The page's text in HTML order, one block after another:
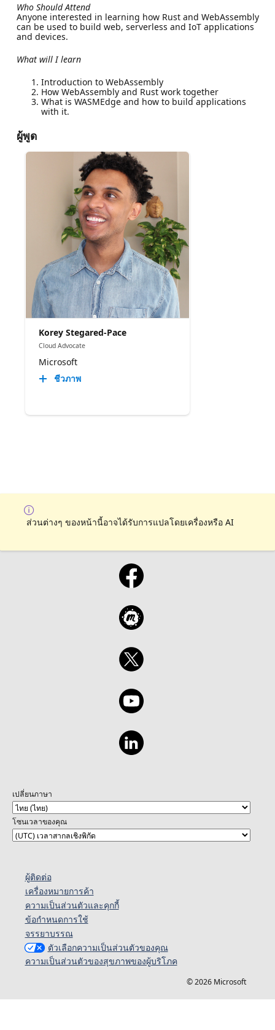
Who Should Attend
Anyone interested in learning how Rust and WebAssembly
can be used to build web, serverless and IoT applications
and devices.
What will I learn
Introduction to WebAssembly
How WebAssembly and Rust work together
What is WASMEdge and how to build applications
with it.
ผู้พูด
Korey Stegared-Pace
Cloud Advocate
Microsoft
ชีวภาพ
ส่วนต่างๆ ของหน้านี้อาจได้รับการแปลโดยเครื่องหรือ AI
เปลี่ยนภาษา
โซนเวลาของคุณ
ผู้ติดต่อ
เครื่องหมายการค้า
ความเป็นส่วนตัวและคุกกี้
ข้อกำหนดการใช้
จรรยาบรรณ
ตัวเลือกความเป็นส่วนตัวของคุณ
ความเป็นส่วนตัวของสุขภาพของผู้บริโภค
© 2026 Microsoft